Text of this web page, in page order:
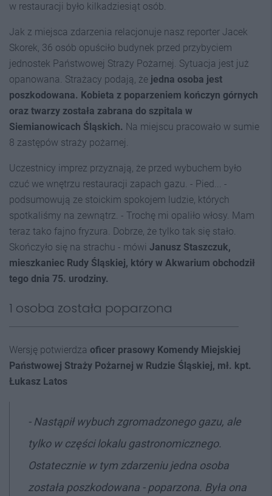
w restauracji było kilkadziesiąt osób.
Jak z miejsca zdarzenia relacjonuje nasz reporter Jacek
Skorek, 36 osób opuściło budynek przed przybyciem
jednostek Państwowej Straży Pożarnej. Sytuacja jest już
opanowana. Strażacy podają, że jedna osoba jest
poszkodowana. Kobieta z poparzeniem kończyn górnych
oraz twarzy została zabrana do szpitala w
Siemianowicach Śląskich. Na miejscu pracowało w sumie
8 zastępów straży pożarnej.
Uczestnicy imprez przyznają, że przed wybuchem było
czuć we wnętrzu restauracji zapach gazu. - Pied... -
podsumowują ze stoickim spokojem ludzie, których
spotkaliśmy na zewnątrz. - Trochę mi opaliło włosy. Mam
teraz tako fajno fryzura. Dobrze, że tylko tak się stało.
Skończyło się na strachu - mówi Janusz Staszczuk,
mieszkaniec Rudy Śląskiej, który w Akwarium obchodził
tego dnia 75. urodziny.
1 osoba została poparzona
Wersję potwierdza oficer prasowy Komendy Miejskiej
Państwowej Straży Pożarnej w Rudzie Śląskiej, mł. kpt.
Łukasz Latos
- Nastąpił wybuch zgromadzonego gazu, ale
tylko w części lokalu gastronomicznego.
Ostatecznie w tym zdarzeniu jedna osoba
została poszkodowana - poparzona. Była ona